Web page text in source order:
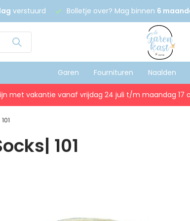
verstuurd Bolletje over? Mag binnen 6
Garen Fournituren Naalden
met vakantie vanaf vrijdag 24 juli t/m maandag
101